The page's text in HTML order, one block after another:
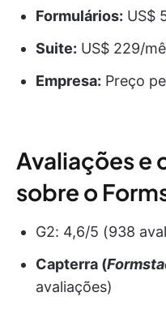
Formulários: US$
Suite: US$ 229/
Empresa: Preço
Avaliações e
sobre o
G2: 4,6/5 (938
Capterra (
avaliações)